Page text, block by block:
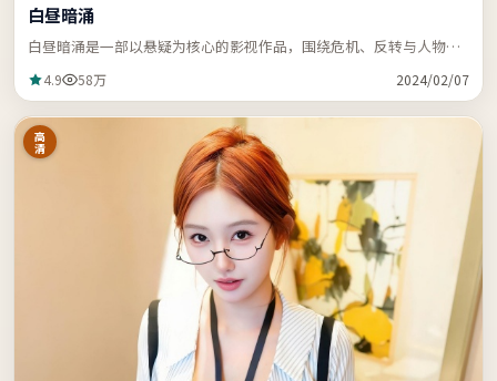
白昼暗涌
白昼暗涌是一部以悬疑为核心的影视作品，围绕危机、反转与人物成
4.9 58万 2024/02/07
高
清